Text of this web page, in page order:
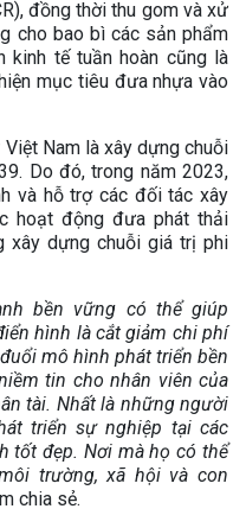
đồng thời thu gom và xử
cho bao bì các sản phẩm
kinh tế tuần hoàn cũng là
mục tiêu đưa nhựa vào
Nam là xây dựng chuỗi
Do đó, trong năm 2023,
và hỗ trợ các đối tác xây
hoạt động đưa phát thải
xây dựng chuỗi giá trị phi
bền vững có thể giúp
hình là cắt giảm chi phí
mô hình phát triển bền
tin cho nhân viên của
tài. Nhất là những người
triển sự nghiệp tại các
tốt đẹp. Nơi mà họ có thể
trường, xã hội và con
chia sẻ.